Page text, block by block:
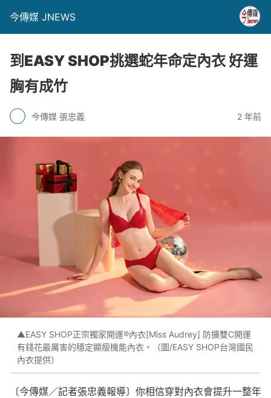
今傳媒 JNEWS
到EASY SHOP挑選蛇年命定內衣 好運
胸有成竹
今傳媒 張忠義 2 年前
▲EASY SHOP正宗獨家開運®內衣[Miss Audrey] 防擴雙C開運
有錢花最厲害的穩定顯瘦機能內衣。（圖/EASY SHOP台灣國民
內衣提供）
〔今傳媒／記者張忠義報導〕你相信穿對內衣會提升一整年